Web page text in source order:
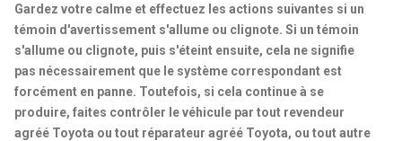
Gardez votre calme et effectuez les actions suivantes si un
témoin d'avertissement s'allume ou clignote. Si un témoin
s'allume ou clignote, puis s'éteint ensuite, cela ne signifie
pas nécessairement que le système correspondant est
forcément en panne. Toutefois, si cela continue à se
produire, faites contrôler le véhicule par tout revendeur
agréé Toyota ou tout réparateur agréé Toyota, ou tout autre